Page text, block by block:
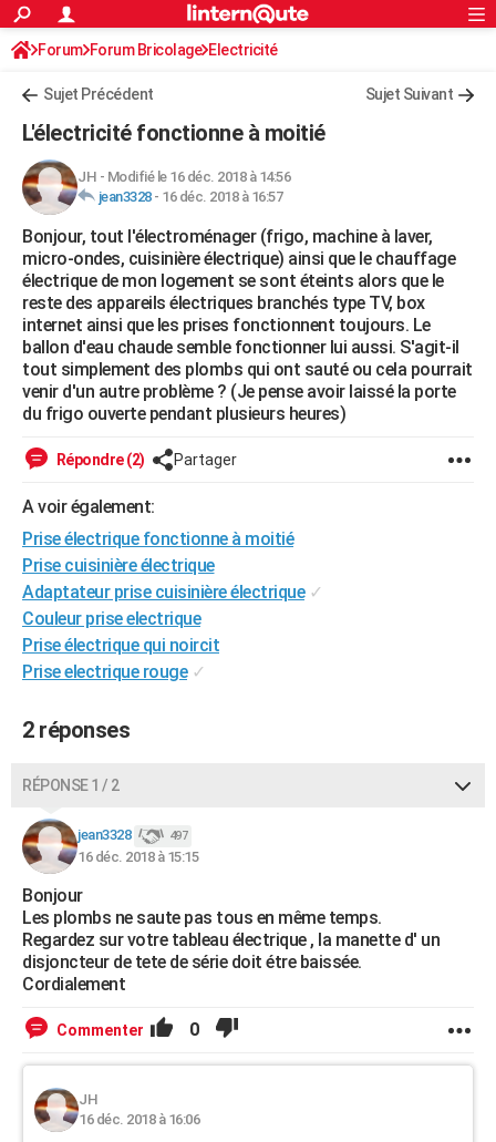
ACTUALITÉS
Politique
Société
Faits Divers
Education
Monde
Villes
+
FINANCE
Retraite
Impôts
Epargne
Immobilier
Risques naturels par ville
Banque
Assurance
Crédit
AUTO
Essais
Réserver un essai
Citadines
Berlines
SUV
Forum auto
+HIGH-TECH
Mobiles
Meilleur smartphone
Internet
Ordinateurs
Jeux vidéo
Guide high-tech
+BRICOLAGE
Forum
Aménagement intérieur
Extérieur
Cuisine
Salle de bains
Jardinage
Rangement
WEEK-END
Guides de France
Escapades
Patrimoine
Expositions
Musées
Week-end nature
LIFESTYLE
Art de vivre
Bien-être
Modes de vie
Alimentation
Guide de la santé
Maladies
Médicaments
Sommeil
Destinations
City break
Voyage nature
Voyage de noces
Forum
Climat
+
GUIDES D'ACHAT
BONS PLANS
CARTE DE VOEUX
Dictionnaire
Biographies
Citations
Expressions
Proverbes
PROGRAMME TV
COPAINS D'AVANT
S'inscrire
Se connecter
Lycées
Collèges
Primaires
Universités
Entreprises
Service militaire
Avis de recherche
AVIS DE DÉCÈS
Bricolage
Lifestyle
Culture
Sport
Auto
Television
Voyage
Cinema
S'inscrire
Connexion
Forum Forum Bricolage Electricité
Sujet Précédent Sujet Suivant
L'électricité fonctionne à moitié
JH - Modifié le 16 déc. 2018 à 14:56
jean3328- 16 déc. 2018 à 16:57
Bonjour, tout l'électroménager (frigo, machine à laver,
micro-ondes, cuisinière électrique) ainsi que le chauffage
électrique de mon logement se sont éteints alors que le
reste des appareils électriques branchés type TV, box
internet ainsi que les prises fonctionnent toujours. Le
ballon d'eau chaude semble fonctionner lui aussi. S'agit-il
tout simplement des plombs qui ont sauté ou cela pourrait
venir d'un autre problème ? (Je pense avoir laissé la porte
du frigo ouverte pendant plusieurs heures)
Répondre (2) Partager
A voir également:
Prise électrique fonctionne à moitié
Prise cuisinière électrique
Adaptateur prise cuisinière électrique ✓
Couleur prise electrique
Prise électrique qui noircit
Prise electrique rouge ✓
2 réponses
RÉPONSE 1 / 2
jean3328 497
16 déc. 2018 à 15:15
Bonjour
Les plombs ne saute pas tous en même temps.
Regardez sur votre tableau électrique , la manette d' un
disjoncteur de tete de série doit étre baissée.
Cordialement
Commenter 0
JH
16 déc. 2018 à 16:06